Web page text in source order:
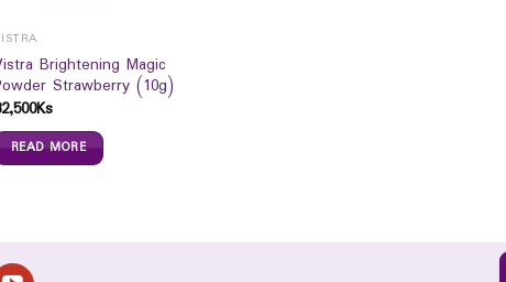
Brightening Magic
Strawberry (10g)
Ks
READ MORE